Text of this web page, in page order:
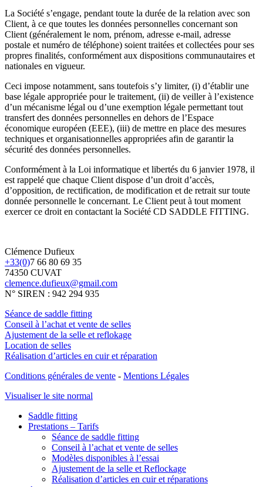
La Société s’engage, pendant toute la durée de la relation avec son
Client, à ce que toutes les données personnelles concernant son
Client (généralement le nom, prénom, adresse e-mail, adresse
postale et numéro de téléphone) soient traitées et collectées pour ses
propres finalités, conformément aux dispositions communautaires et
nationales en vigueur.
Ceci impose notamment, sans toutefois s’y limiter, (i) d’établir une
base légale appropriée pour le traitement, (ii) de veiller à l’existence
d’un mécanisme légal ou d’une exemption légale permettant tout
transfert des données personnelles en dehors de l’Espace
économique européen (EEE), (iii) de mettre en place des mesures
techniques et organisationnelles appropriées afin de garantir la
sécurité des données personnelles.
Conformément à la Loi informatique et libertés du 6 janvier 1978, il
est rappelé que chaque Client dispose d’un droit d’accès,
d’opposition, de rectification, de modification et de retrait sur toute
donnée personnelle le concernant. Le Client peut à tout moment
exercer ce droit en contactant la Société CD SADDLE FITTING.
Clémence Dufieux
+33(0)7 66 80 69 35
74350 CUVAT
clemence.dufieux@gmail.com
N° SIREN : 942 294 935
Séance de saddle fitting
Conseil à l’achat et vente de selles
Ajustement de la selle et reflokage
Location de selles
Réalisation d’articles en cuir et réparation
Conditions générales de vente - Mentions Légales
Visualiser le site normal
Saddle fitting
Prestations – Tarifs
Séance de saddle fitting
Conseil à l’achat et vente de selles
Modèles disponibles à l’essai
Ajustement de la selle et Reflockage
Réalisation d’articles en cuir et réparations